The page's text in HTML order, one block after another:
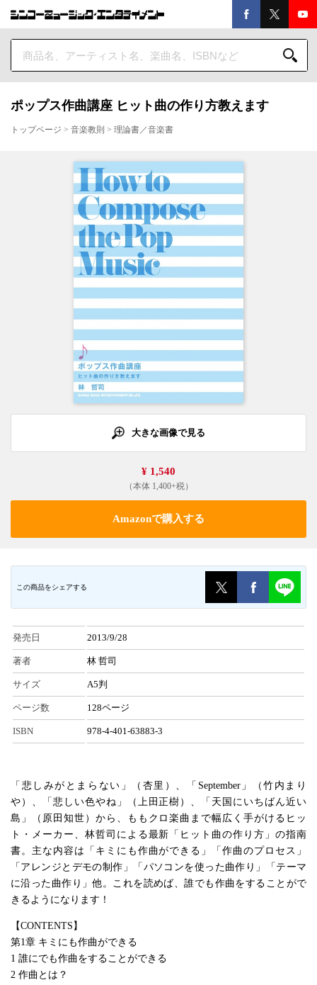
ポップス作曲講座 ヒット曲の作り方教えます
トップページ > 音楽教則 > 理論書／音楽書
大きな画像で見る
¥ 1,540
（本体 1,400+税）
Amazonで購入する
この商品をシェアする
発売日 2013/9/28
著者 林 哲司
サイズ A5判
ページ数 128ページ
ISBN 978-4-401-63883-3
「悲しみがとまらない」（杏里）、「September」（竹内まり
や）、「悲しい色やね」（上田正樹）、「天国にいちばん近い
島」（原田知世）から、ももクロ楽曲まで幅広く手がけるヒッ
ト・メーカー、林哲司による最新「ヒット曲の作り方」の指南
書。主な内容は「キミにも作曲ができる」「作曲のプロセス」
「アレンジとデモの制作」「パソコンを使った曲作り」「テーマ
に沿った曲作り」他。これを読めば、誰でも作曲をすることがで
きるようになります！
【CONTENTS】
第1章 キミにも作曲ができる
1 誰にでも作曲をすることができる
2 作曲とは？